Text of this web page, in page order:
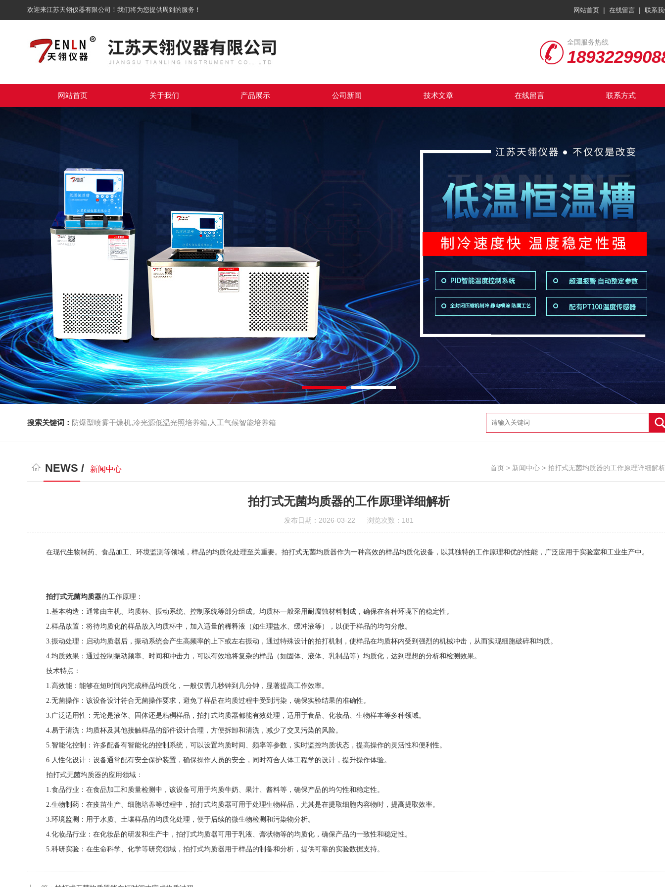
欢迎来江苏天翎仪器有限公司！我们将为您提供周到的服务！ 网站首页 | 在线留言 | 联系
全国服务热线
网站首页 关于我们 产品展示 公司新闻 技术文章 在线留言 联系方式
搜索关键词： 防爆型喷雾干燥机,冷光源低温光照培养箱,人工气候智能培养箱
NEWS / 新闻中心 首页 > 新闻中心 > 拍打式无菌均质器的工作原理详细解析
拍打式无菌均质器的工作原理详细解析
发布日期：2026-03-22 浏览次数：181
在现代生物制药、食品加工、环境监测等领域，样品的均质化处理至关重要。拍打式无菌均质器作为一种高效的样品均质化设备，以其独特的工作原理和优的性能，广泛应用于实验室和工业生产中。
拍打式无菌均质器的工作原理：
1.基本构造：通常由主机、均质杯、振动系统、控制系统等部分组成。均质杯一般采用耐腐蚀材料制成，确保在各种环境下的稳定性。
2.样品放置：将待均质化的样品放入均质杯中，加入适量的稀释液（如生理盐水、缓冲液等），以便于样品的均匀分散。
3.振动处理：启动均质器后，振动系统会产生高频率的上下或左右振动，通过特殊设计的拍打机制，使样品在均质杯内受到强烈的机械冲击，从而实现细胞破碎和均质。
4.均质效果：通过控制振动频率、时间和冲击力，可以有效地将复杂的样品（如固体、液体、乳制品等）均质化，达到理想的分析和检测效果。
技术特点：
1.高效能：能够在短时间内完成样品均质化，一般仅需几秒钟到几分钟，显著提高工作效率。
2.无菌操作：该设备设计符合无菌操作要求，避免了样品在均质过程中受到污染，确保实验结果的准确性。
3.广泛适用性：无论是液体、固体还是粘稠样品，拍打式均质器都能有效处理，适用于食品、化妆品、生物样本等多种领域。
4.易于清洗：均质杯及其他接触样品的部件设计合理，方便拆卸和清洗，减少了交叉污染的风险。
5.智能化控制：许多配备有智能化的控制系统，可以设置均质时间、频率等参数，实时监控均质状态，提高操作的灵活性和便利性。
6.人性化设计：设备通常配有安全保护装置，确保操作人员的安全，同时符合人体工程学的设计，提升操作体验。
拍打式无菌均质器的应用领域：
1.食品行业：在食品加工和质量检测中，该设备可用于均质牛奶、果汁、酱料等，确保产品的均匀性和稳定性。
2.生物制药：在疫苗生产、细胞培养等过程中，拍打式均质器可用于处理生物样品，尤其是在提取细胞内容物时，提高提取效率。
3.环境监测：用于水质、土壤样品的均质化处理，便于后续的微生物检测和污染物分析。
4.化妆品行业：在化妆品的研发和生产中，拍打式均质器可用于乳液、膏状物等的均质化，确保产品的一致性和稳定性。
5.科研实验：在生命科学、化学等研究领域，拍打式均质器用于样品的制备和分析，提供可靠的实验数据支持。